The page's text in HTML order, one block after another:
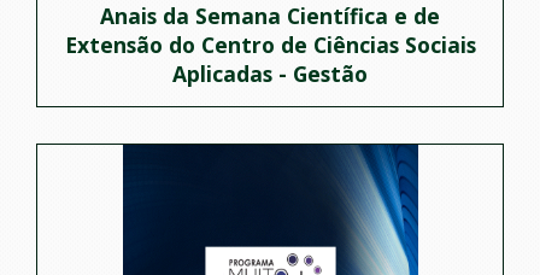
Anais da Semana Científica e de
Extensão do Centro de Ciências Sociais
Aplicadas - Gestão